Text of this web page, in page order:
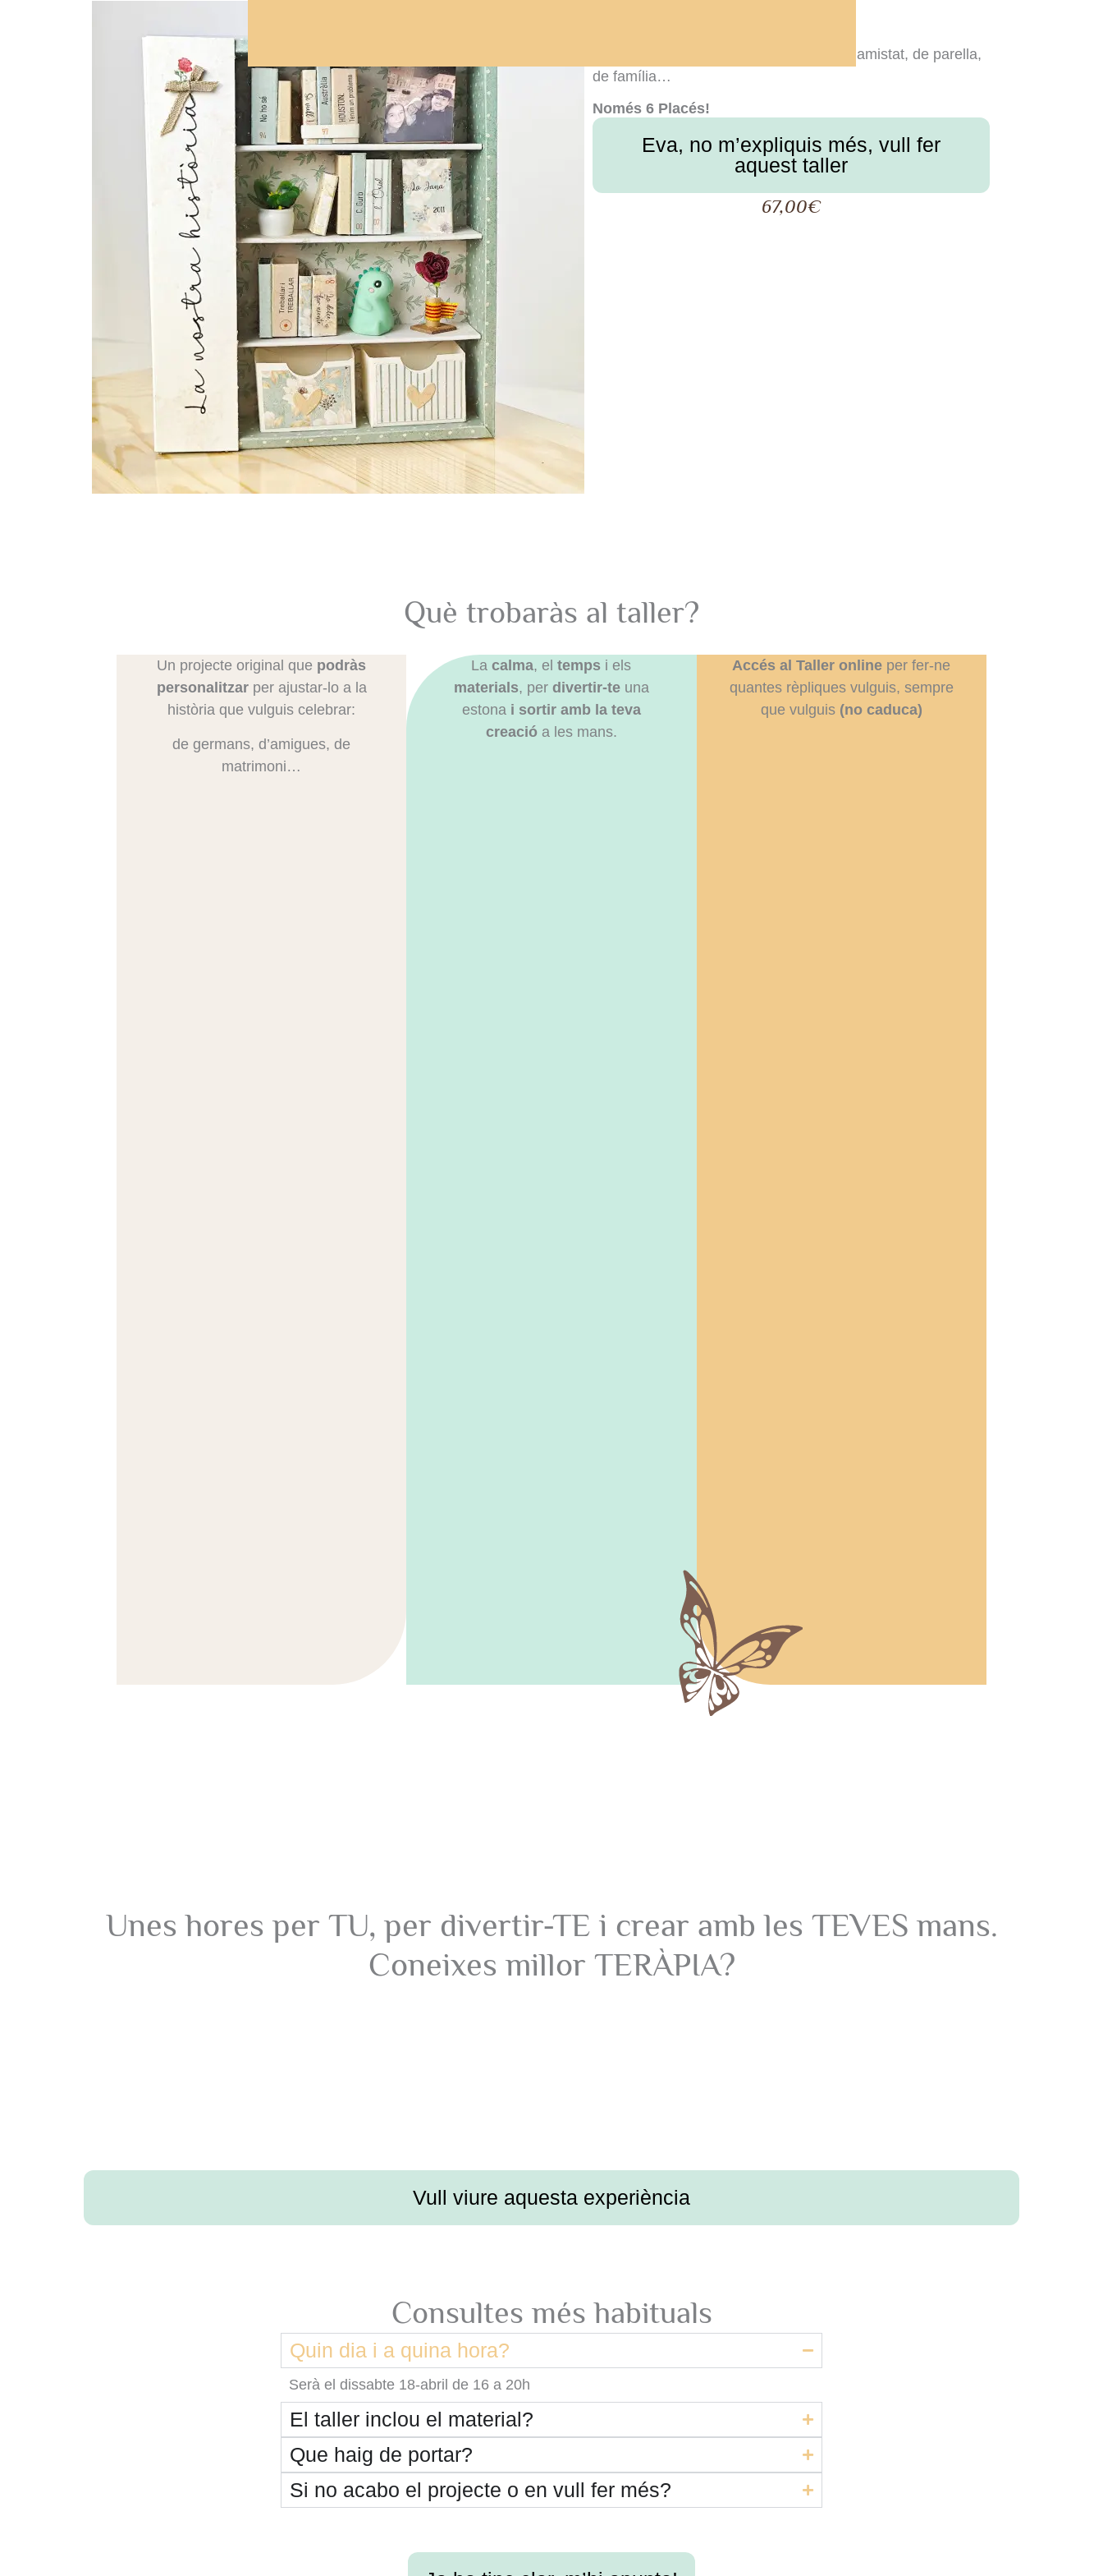
Un projecte per celebrar les relacions: d’amistat, de parella,
de família…
Només 6 Placés!
Eva, no m’expliquis més, vull fer
aquest taller
67,00€
Què trobaràs al taller?
Un projecte original que podràs
personalitzarper ajustar-lo a la
història que vulguis celebrar:
de germans, d’amigues, de
matrimoni…
Lacalma, eltemps i els
materials, per divertir-teuna
estona i sortir amb la teva
creacióa les mans.
Accés al Taller online per fer-ne
quantes rèpliques vulguis, sempre
que vulguis (no caduca)
Unes hores per TU, per divertir-TE i crear amb les TEVES mans.
Coneixes millor TERÀPIA?
Vull viure aquesta experiència
Consultes més habituals
Quin dia i a quina hora?
Serà el dissabte 18-abril de 16 a 20h
El taller inclou el material?
Que haig de portar?
Si no acabo el projecte o en vull fer més?